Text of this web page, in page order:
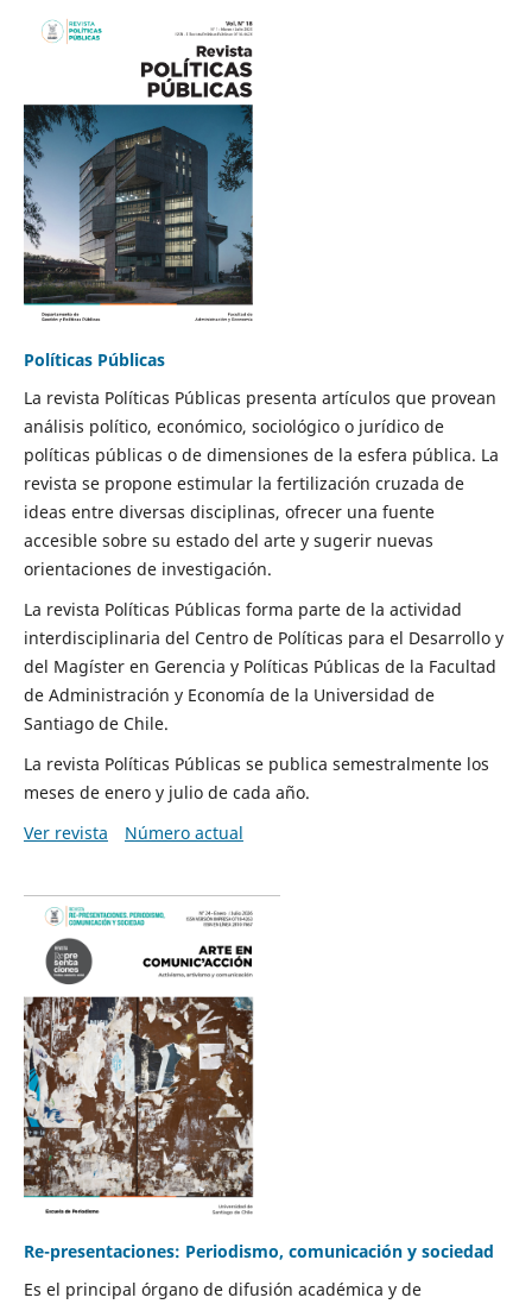
Políticas Públicas
La revista Políticas Públicas presenta artículos que provean
análisis político, económico, sociológico o jurídico de
políticas públicas o de dimensiones de la esfera pública. La
revista se propone estimular la fertilización cruzada de
ideas entre diversas disciplinas, ofrecer una fuente
accesible sobre su estado del arte y sugerir nuevas
orientaciones de investigación.
La revista Políticas Públicas forma parte de la actividad
interdisciplinaria del Centro de Políticas para el Desarrollo y
del Magíster en Gerencia y Políticas Públicas de la Facultad
de Administración y Economía de la Universidad de
Santiago de Chile.
La revista Políticas Públicas se publica semestralmente los
meses de enero y julio de cada año.
Ver revista
Número actual
Re-presentaciones: Periodismo, comunicación y sociedad
Es el principal órgano de difusión académica y de